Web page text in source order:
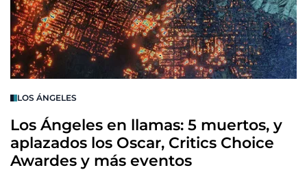
LOS ÁNGELES
Los Ángeles en llamas: 5 muertos, y
aplazados los Oscar, Critics Choice
Awardes y más eventos